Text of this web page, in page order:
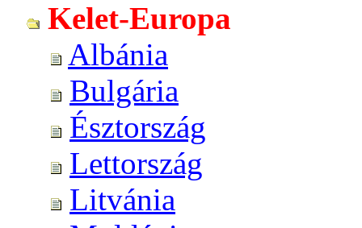
Kelet-Europa
Albánia
Bulgária
Észtország
Lettország
Litvánia